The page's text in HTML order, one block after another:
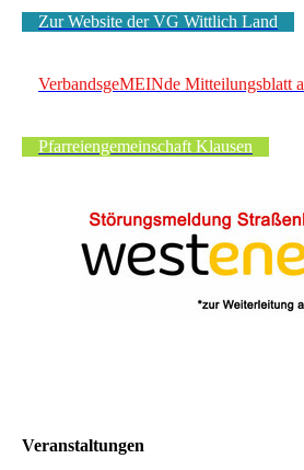
Zur Website der VG Wittlich Land
VerbandsgeMEINde Mitteilungsblatt
Pfarreiengemeinschaft Klausen
Veranstaltungen